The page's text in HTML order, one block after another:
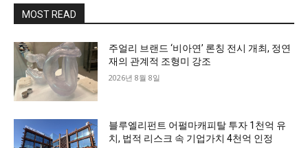
MOST READ
주얼리 브랜드 ‘비아연’ 론칭 전시 개최, 정연
재의 관계적 조형미 강조
2026년 8월 8일
블루엘리펀트 어펄마캐피탈 투자 1천억 유
치, 법적 리스크 속 기업가치 4천억 인정